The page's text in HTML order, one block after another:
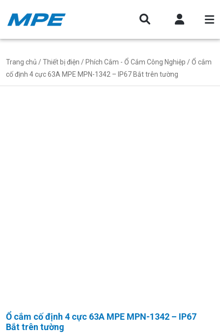
Trang chủ /Thiết bị điện / Phích Cắm - Ổ Cắm Công Nghiệp / Ổ cắm
cố định 4 cực 63A MPE MPN-1342 – IP67 Bắt trên tường
Ổ cắm cố định 4 cực 63A MPE MPN-1342 – IP67
Bắt trên tường